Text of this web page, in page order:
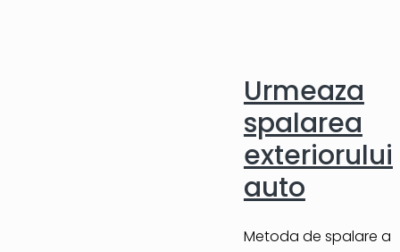
Urmeaza
spalarea
exteriorului
auto
Metoda de spalare a